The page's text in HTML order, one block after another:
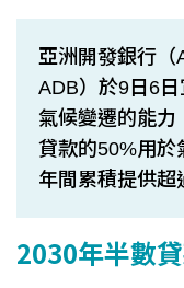
亞洲開發銀行（
ADB）於9日6
氣候變遷的能力
貸款的50%用於
年間累積提供超
2030年半數